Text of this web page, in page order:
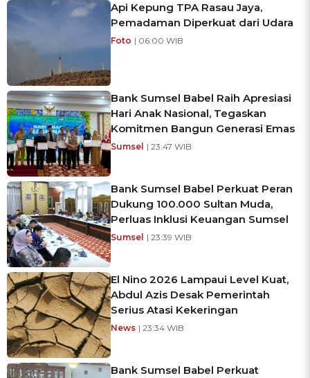
Api Kepung TPA Rasau Jaya,
Pemadaman Diperkuat dari Udara
Foto | 06:00 WIB
Bank Sumsel Babel Raih Apresiasi
Hari Anak Nasional, Tegaskan
Komitmen Bangun Generasi Emas
Sumsel | 23:47 WIB
Bank Sumsel Babel Perkuat Peran
Dukung 100.000 Sultan Muda,
Perluas Inklusi Keuangan Sumsel
Sumsel | 23:39 WIB
El Nino 2026 Lampaui Level Kuat,
Abdul Azis Desak Pemerintah
Serius Atasi Kekeringan
News | 23:34 WIB
Bank Sumsel Babel Perkuat